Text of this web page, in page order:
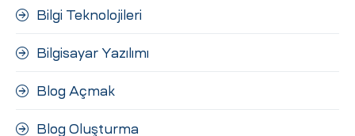
Bilgi Teknolojileri
Bilgisayar Yazılımı
Blog Açmak
Blog Oluşturma